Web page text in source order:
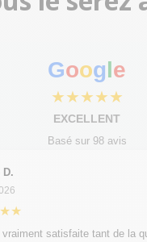
Google
★★★★★
EXCELLENT
Basé sur 98 avis
D.
satisfaite tant de la